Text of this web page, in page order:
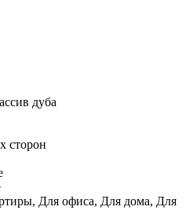
дуба
сторон
Для офиса, Для дома, Для